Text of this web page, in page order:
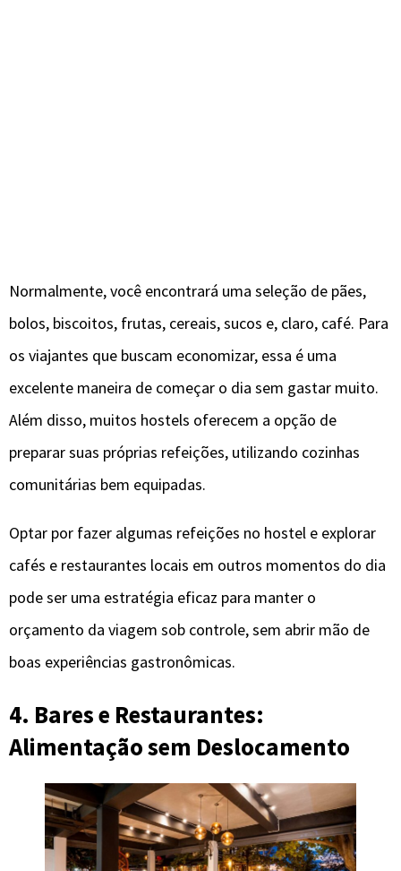
Normalmente, você encontrará uma seleção de pães,
bolos, biscoitos, frutas, cereais, sucos e, claro, café. Para
os viajantes que buscam economizar, essa é uma
excelente maneira de começar o dia sem gastar muito.
Além disso, muitos hostels oferecem a opção de
preparar suas próprias refeições, utilizando cozinhas
comunitárias bem equipadas.
Optar por fazer algumas refeições no hostel e explorar
cafés e restaurantes locais em outros momentos do dia
pode ser uma estratégia eficaz para manter o
orçamento da viagem sob controle, sem abrir mão de
boas experiências gastronômicas.
4. Bares e Restaurantes:
Alimentação sem Deslocamento